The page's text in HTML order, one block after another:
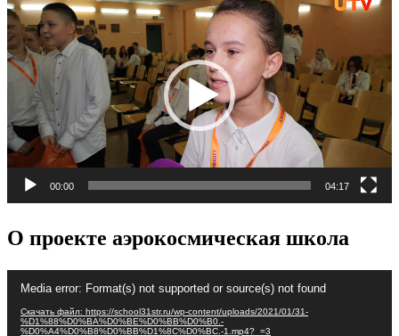
00:00 04:17
О проекте аэрокосмическая школа
Видеоплеер
Media error: Format(s) not supported or source(s) not found
Скачать файл: https://school31str.ru/wp-content/uploads/2021/01/31-
%D1%88%D0%BA%D0%BE%D0%BB%D0%B0.-
%D0%A4%D0%B8%D0%BB%D1%8C%D0%BC.-1.mp4?_=3